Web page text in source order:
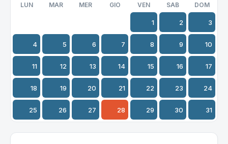
LUN MAR MER GIO VEN SAB DOM
1 2 3
4 5 6 7 8 9 10
11 12 13 14 15 16 17
18 19 20 21 22 23 24
25 26 27 28 29 30 31